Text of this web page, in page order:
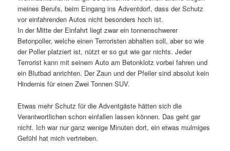
meines Berufs, beim Eingang ins Adventdorf, dass der Schutz
vor einfahrenden Autos nicht besonders hoch ist.
In der Mitte der Einfahrt liegt zwar ein tonnenschwerer
Betonpoller, welche einen Terroristen abhalten soll, aber so wie
der Poller platziert ist, nützt er so gut wie gar nichts. Jeder
Terrorist kann mit seinem Auto am Betonklotz vorbei fahren und
ein Blutbad anrichten. Der Zaun und der Pfeiler sind absolut kein
Hindernis für einen Zwei Tonnen SUV.
Etwas mehr Schutz für die Adventgäste hätten sich die
Verantwortlichen schon einfallen lassen können. Das geht gar
nicht. Ich war nur ganz wenige Minuten dort, ein etwas mulmiges
Gefühl hat mich vertrieben.